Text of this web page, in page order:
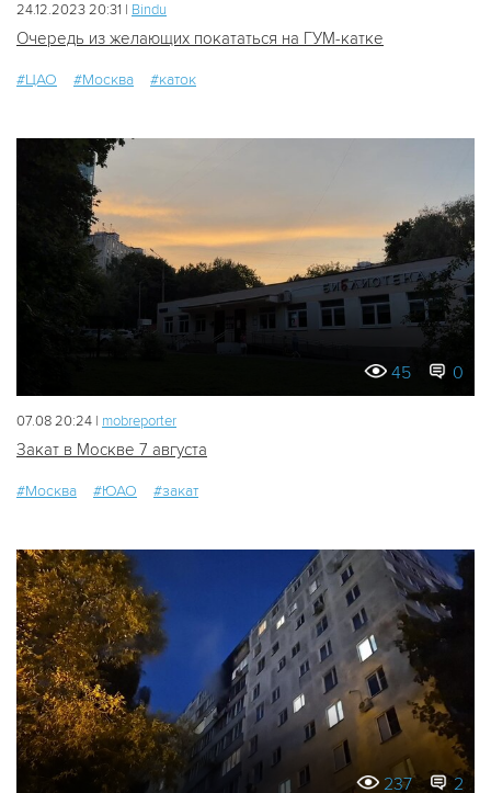
24.12.2023 20:31 | Bindu
Очередь из желающих покататься на ГУМ-катке
#ЦАО #Москва #каток
45 0
07.08 20:24 | mobreporter
Закат в Москве 7 августа
#Москва #ЮАО #закат
237 2